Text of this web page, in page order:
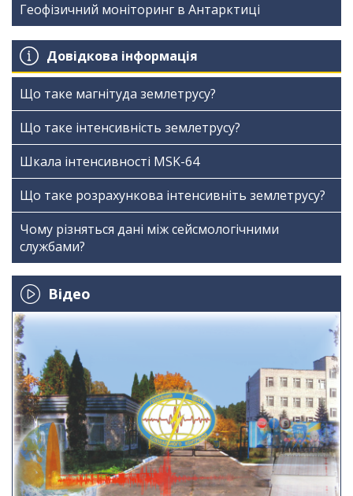
Геофізичний моніторинг в Антарктиці
Довідкова інформація
Що таке магнітуда землетрусу?
Що таке інтенсивність землетрусу?
Шкала інтенсивності МSK-64
Що таке розрахункова інтенсивніть землетрусу?
Чому різняться дані між сейсмологічними
службами?
Відео